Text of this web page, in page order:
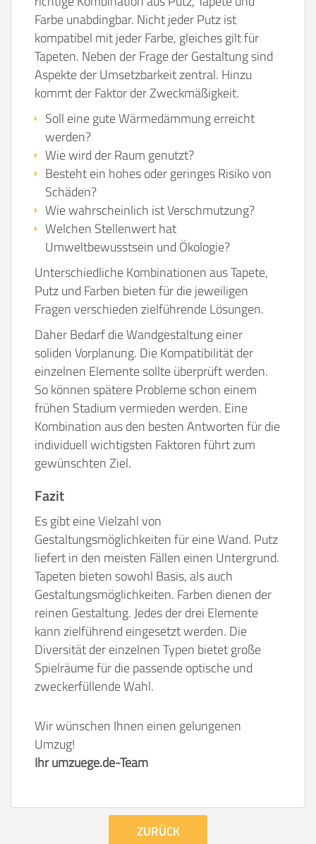
Farbe unabdingbar. Nicht jeder Putz ist
kompatibel mit jeder Farbe, gleiches gilt für
Tapeten. Neben der Frage der Gestaltung sind
Aspekte der Umsetzbarkeit zentral. Hinzu
kommt der Faktor der Zweckmäßigkeit.
Soll eine gute Wärmedämmung erreicht
werden?
Wie wird der Raum genutzt?
Besteht ein hohes oder geringes Risiko von
Schäden?
Wie wahrscheinlich ist Verschmutzung?
Welchen Stellenwert hat
Umweltbewusstsein und Ökologie?
Unterschiedliche Kombinationen aus Tapete,
Putz und Farben bieten für die jeweiligen
Fragen verschieden zielführende Lösungen.
Daher Bedarf die Wandgestaltung einer
soliden Vorplanung. Die Kompatibilität der
einzelnen Elemente sollte überprüft werden.
So können spätere Probleme schon einem
frühen Stadium vermieden werden. Eine
Kombination aus den besten Antworten für die
individuell wichtigsten Faktoren führt zum
gewünschten Ziel.
Fazit
Es gibt eine Vielzahl von
Gestaltungsmöglichkeiten für eine Wand. Putz
liefert in den meisten Fällen einen Untergrund.
Tapeten bieten sowohl Basis, als auch
Gestaltungsmöglichkeiten. Farben dienen der
reinen Gestaltung. Jedes der drei Elemente
kann zielführend eingesetzt werden. Die
Diversität der einzelnen Typen bietet große
Spielräume für die passende optische und
zweckerfüllende Wahl.
Wir wünschen Ihnen einen gelungenen
Umzug!
Ihr umzuege.de-Team
ZURÜCK